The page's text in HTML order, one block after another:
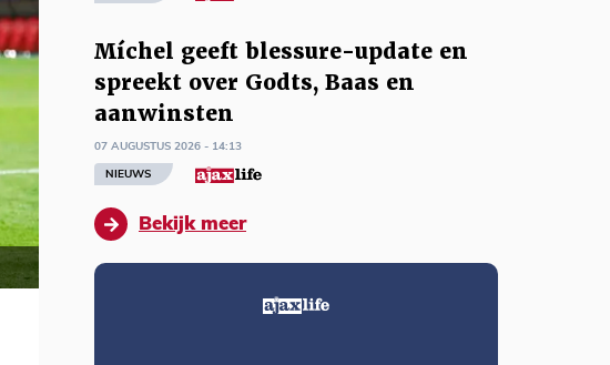
Míchel geeft blessure-update en
spreekt over Godts, Baas en
aanwinsten
07 AUGUSTUS 2026 - 14:13
NIEUWS
Bekijk meer